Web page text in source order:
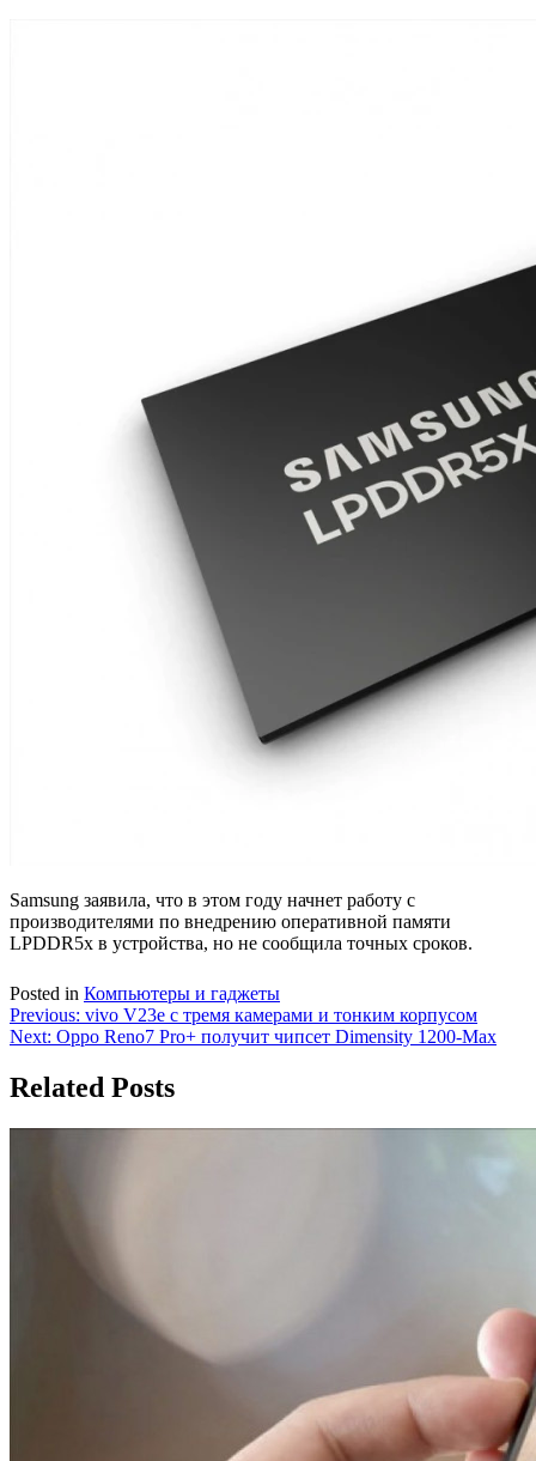
Samsung заявила, что в этом году начнет работу с
производителями по внедрению оперативной памяти
LPDDR5x в устройства, но не сообщила точных сроков.
Posted in Компьютеры и гаджеты
Навигация
по
записям
Previous: vivo V23e с тремя камерами и тонким корпусом
Next: Oppo Reno7 Pro+ получит чипсет Dimensity 1200-Max
Related Posts